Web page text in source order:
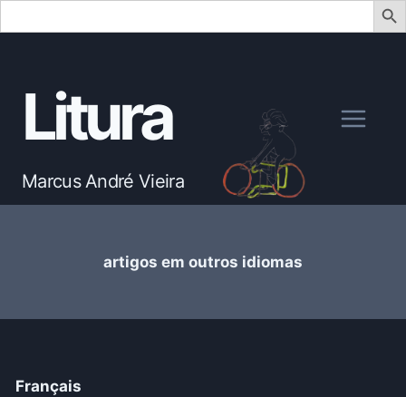
Search
contentLitura
Marcus André Vieira
artigos em outros idiomas
Français